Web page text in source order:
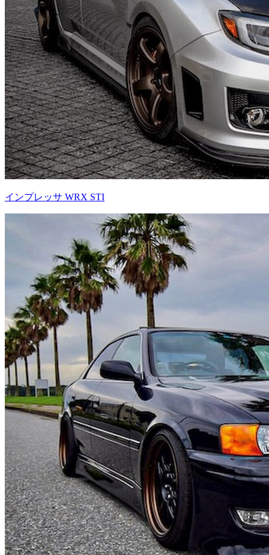
インプレッサ WRX STI